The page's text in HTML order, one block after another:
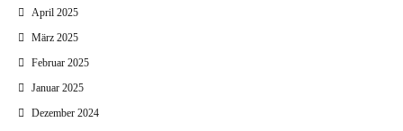
April 2025
März 2025
Februar 2025
Januar 2025
Dezember 2024